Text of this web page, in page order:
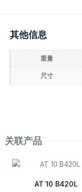
其他信息
重量
尺寸
关联产品
AT 10 B420L